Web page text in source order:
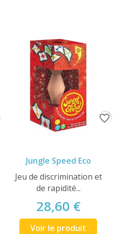
Jungle Speed Eco
Jeu de discrimination et
de rapidité...
28,60 €
Voir le produit
favorite_border